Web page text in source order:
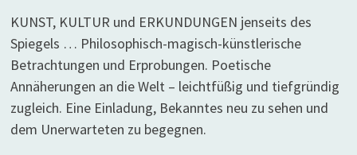
KUNST, KULTUR und ERKUNDUNGEN jenseits des
Spiegels … Philosophisch-magisch-künstlerische
Betrachtungen und Erprobungen. Poetische
Annäherungen an die Welt – leichtfüßig und tiefgründig
zugleich. Eine Einladung, Bekanntes neu zu sehen und
dem Unerwarteten zu begegnen.